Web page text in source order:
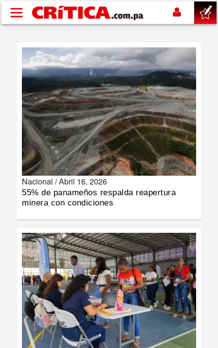
Pasar al contenido principal
SUCESOS
NACIONAL
POLÍTICA
SHOW
DEPORTES
INSÓLITAS
MULTIMEDIA
IMPRESO
Nacional /Abril 16, 2026
55% de panameños respalda reapertura
minera con condiciones